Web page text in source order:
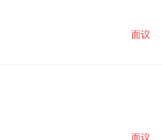
面议
面议